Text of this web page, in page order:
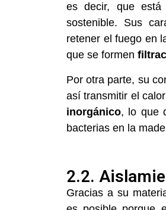
es decir, que está
sostenible. Sus
retener el fuego en
que se formen
Por otra parte, su
así transmitir el
inorgánico, lo que
bacterias en la
2.2.
Gracias a su